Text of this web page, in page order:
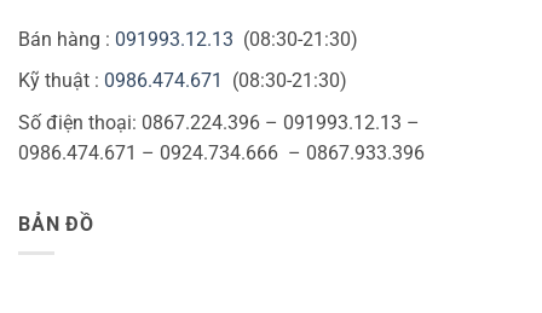
Bán hàng : 091993.12.13 (08:30-21:30)
Kỹ thuật : 0986.474.671
(08:30-21:30)
Số điện thoại: 0867.224.396 – 091993.12.13 –
0986.474.671 – 0924.734.666 – 0867.933.396
BẢN ĐỒ